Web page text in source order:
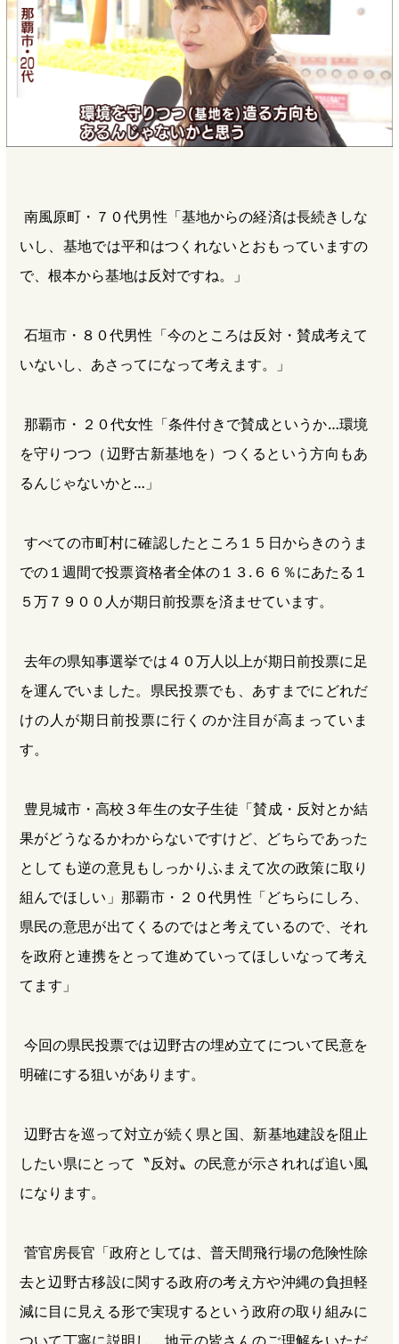
南風原町・７０代男性「基地からの経済は長続きしな
いし、基地では平和はつくれないとおもっていますの
で、根本から基地は反対ですね。」
石垣市・８０代男性「今のところは反対・賛成考えて
いないし、あさってになって考えます。」
那覇市・２０代女性「条件付きで賛成というか…環境
を守りつつ（辺野古新基地を）つくるという方向もあ
るんじゃないかと…」
すべての市町村に確認したところ１５日からきのうま
での１週間で投票資格者全体の１３.６６％にあたる１
５万７９００人が期日前投票を済ませています。
去年の県知事選挙では４０万人以上が期日前投票に足
を運んでいました。県民投票でも、あすまでにどれだ
けの人が期日前投票に行くのか注目が高まっていま
す。
豊見城市・高校３年生の女子生徒「賛成・反対とか結
果がどうなるかわからないですけど、どちらであった
としても逆の意見もしっかりふまえて次の政策に取り
組んでほしい」那覇市・２０代男性「どちらにしろ、
県民の意思が出てくるのではと考えているので、それ
を政府と連携をとって進めていってほしいなって考え
てます」
今回の県民投票では辺野古の埋め立てについて民意を
明確にする狙いがあります。
辺野古を巡って対立が続く県と国、新基地建設を阻止
したい県にとって〝反対〟の民意が示されれば追い風
になります。
菅官房長官「政府としては、普天間飛行場の危険性除
去と辺野古移設に関する政府の考え方や沖縄の負担軽
減に目に見える形で実現するという政府の取り組みに
ついて丁寧に説明し、地元の皆さんのご理解をいただ